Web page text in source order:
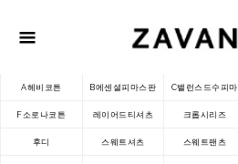
A헤비코튼 B에센셜피마스판 C밸런스드수피마
F소로나코튼 레이어드티셔츠 크롭시리즈
후디 스웨트셔츠 스웨트팬츠